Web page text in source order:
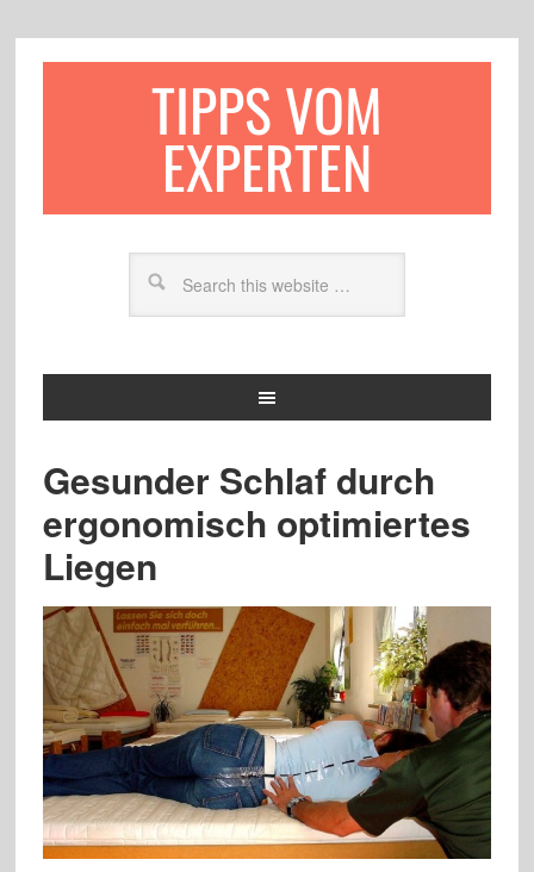
TIPPS VOM
EXPERTEN
Gesunder Schlaf durch
ergonomisch optimiertes
Liegen